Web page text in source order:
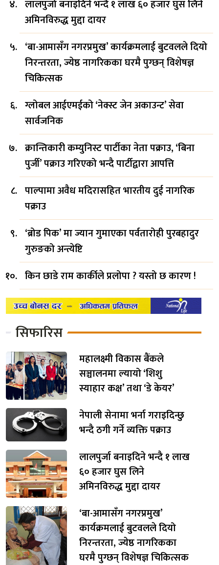
लालपुर्जा बनाइदिने भन्दै १ लाख ६० हजार घुस लिने
अमिनविरुद्ध मुद्दा दायर
‘बा-आमासँग नगरप्रमुख’ कार्यक्रमलाई बुटवलले दियो
निरन्तरता, ज्येष्ठ नागरिकका घरमै पुग्छन् विशेषज्ञ
चिकित्सक
ग्लोबल आईएमईको ‘नेक्स्ट जेन अकाउन्ट’ सेवा
सार्वजनिक
क्रान्तिकारी कम्युनिस्ट पार्टीका नेता पक्राउ, ‘बिना
पुर्जी’ पक्राउ गरिएको भन्दै पार्टीद्वारा आपत्ति
पाल्पामा अवैध मदिरासहित भारतीय दुई नागरिक
पक्राउ
‘ब्रोड पिक’ मा ज्यान गुमाएका पर्वतारोही पुरबहादुर
गुरुङको अन्त्येष्टि
किन छाडे राम कार्कीले प्रलोपा ? यस्तो छ कारण !
सिफारिस
महालक्ष्मी विकास बैंकले
सञ्चालनमा ल्यायो ‘शिशु
स्याहार कक्ष’ तथा ‘डे केयर’
नेपाली सेनामा भर्ना गराइदिन्छु
भन्दै ठगी गर्ने व्यक्ति पक्राउ
लालपुर्जा बनाइदिने भन्दै १ लाख
६० हजार घुस लिने
अमिनविरुद्ध मुद्दा दायर
‘बा-आमासँग नगरप्रमुख’
कार्यक्रमलाई बुटवलले दियो
निरन्तरता, ज्येष्ठ नागरिकका
घरमै पुग्छन् विशेषज्ञ चिकित्सक